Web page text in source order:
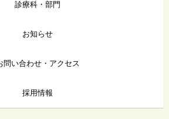
診療科・部門
お知らせ
問い合わせ・アクセス
採用情報